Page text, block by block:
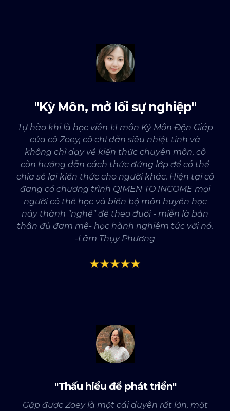
"Kỳ Môn, mở lối sự nghiệp"
Tự hào khi là học viên 1:1 môn Kỳ Môn Độn Giáp
của cô Zoey, cô chỉ dẫn siêu nhiệt tình và
không chỉ dạy về kiến thức chuyên môn, cô
còn hướng dẫn cách thức đứng lớp để có thể
chia sẻ lại kiến thức cho người khác. Hiện tại cô
đang có chương trình QIMEN TO INCOME mọi
người có thể học và biến bộ môn huyền học
này thành "nghề" để theo đuổi - miễn là bản
thân đủ đam mê- học hành nghiêm túc với nó.
-Lâm Thụy Phương
"Thấu hiểu để phát triển"
Gặp được Zoey là một cái duyên rất lớn, một